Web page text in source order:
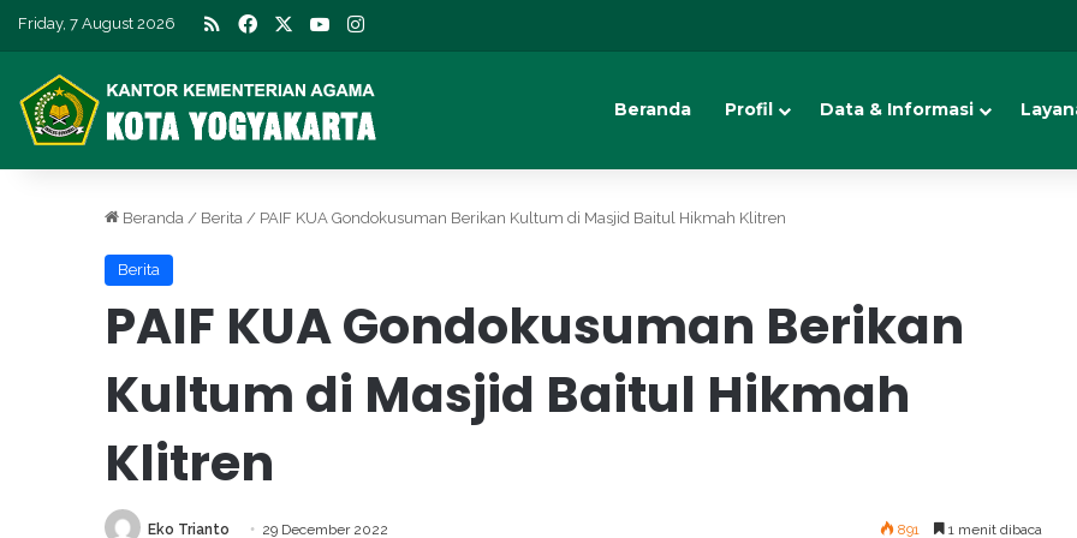
Friday, 7 August 2026 RSS Facebook YouTube
Beranda Profil Data & Informasi
Beranda / Berita / PAIF KUA Gondokusuman Berikan Kultum di Masjid Baitul Hikmah Klitren
Berita
PAIF KUA Gondokusuman Berikan
Kultum di Masjid Baitul Hikmah
Klitren
Eko Trianto 29 December 2022 891 1 menit dibaca